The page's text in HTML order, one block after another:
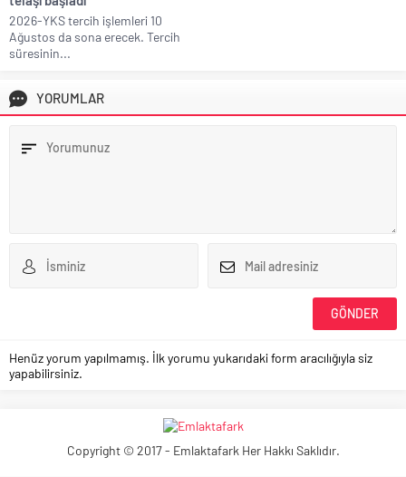
2026-YKS tercih işlemleri 10
Ağustos da sona erecek. Tercih
süresinin...
YORUMLAR
Henüz yorum yapılmamış. İlk yorumu yukarıdaki form aracılığıyla siz
yapabilirsiniz.
Copyright © 2017 - Emlaktafark Her Hakkı Saklıdır.